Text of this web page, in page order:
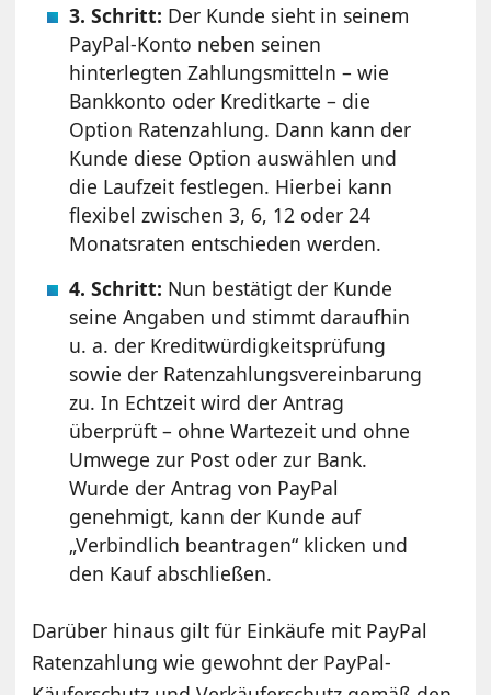
3. Schritt: Der Kunde sieht in seinem
PayPal-Konto neben seinen
hinterlegten Zahlungsmitteln – wie
Bankkonto oder Kreditkarte – die
Option Ratenzahlung. Dann kann der
Kunde diese Option auswählen und
die Laufzeit festlegen. Hierbei kann
flexibel zwischen 3, 6, 12 oder 24
Monatsraten entschieden werden.
4. Schritt: Nun bestätigt der Kunde
seine Angaben und stimmt daraufhin
u. a. der Kreditwürdigkeitsprüfung
sowie der Ratenzahlungsvereinbarung
zu. In Echtzeit wird der Antrag
überprüft – ohne Wartezeit und ohne
Umwege zur Post oder zur Bank.
Wurde der Antrag von PayPal
genehmigt, kann der Kunde auf
„Verbindlich beantragen“ klicken und
den Kauf abschließen.
Darüber hinaus gilt für Einkäufe mit PayPal
Ratenzahlung wie gewohnt der PayPal-